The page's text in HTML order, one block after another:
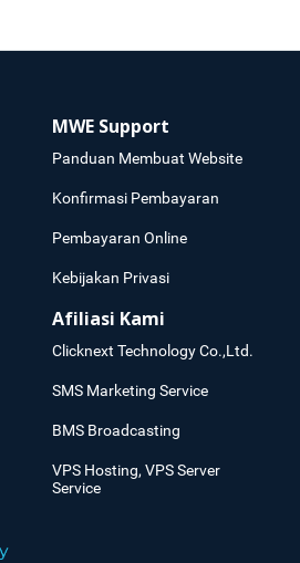
MWE Support
Panduan Membuat Website
Konfirmasi Pembayaran
Pembayaran Online
Kebijakan Privasi
Afiliasi Kami
Clicknext Technology Co.,Ltd.
SMS Marketing Service
BMS Broadcasting
VPS Hosting, VPS Server
Service